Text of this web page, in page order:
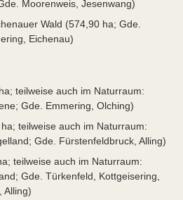
Moorenweis, Jesenwang)
Wald (574,90 ha; Gde.
Eichenau)
teilweise auch im Naturraum:
Gde. Emmering, Olching)
teilweise auch im Naturraum:
Gde. Fürstenfeldbruck, Alling)
teilweise auch im Naturraum:
Gde. Türkenfeld, Kottgeisering,
Alling)